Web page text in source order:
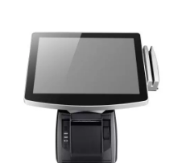
întreținere...